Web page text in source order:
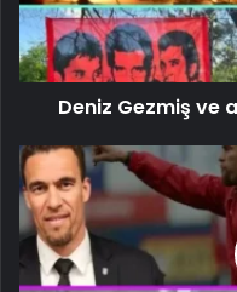
Deniz Gezmiş ve